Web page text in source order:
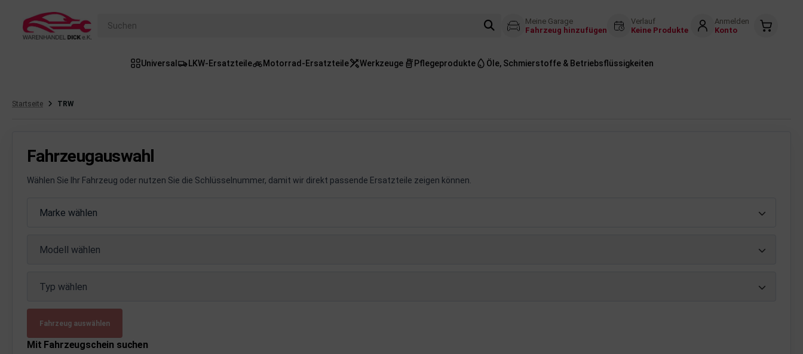
Suchen
Meine Garage
Fahrzeug hinzufügen
Verlauf
Keine Produkte
Anmelden
Konto
Universal LKW-Ersatzteile Motorrad-Ersatzteile Werkzeuge Pflegeprodukte Öle, Schmierstoffe & Betriebsflüssigkeiten
Startseite TRW
Fahrzeugauswahl
Wählen Sie Ihr Fahrzeug oder nutzen Sie die Schlüsselnummer, damit wir direkt passende Ersatzteile zeigen können.
Marke wählen
Modell wählen
Typ wählen
Fahrzeug auswählen
Mit Fahrzeugschein suchen
Anbauteile
Produkte
Aufbauten